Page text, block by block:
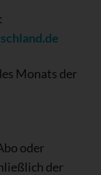
Monats der
oder
der